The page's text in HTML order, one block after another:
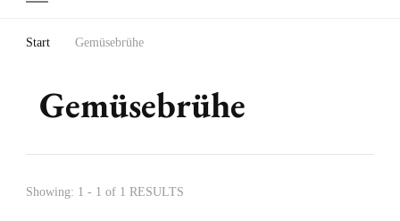
Start Gemüsebrühe
Gemüsebrühe
Showing: 1 - 1 of 1 RESULTS